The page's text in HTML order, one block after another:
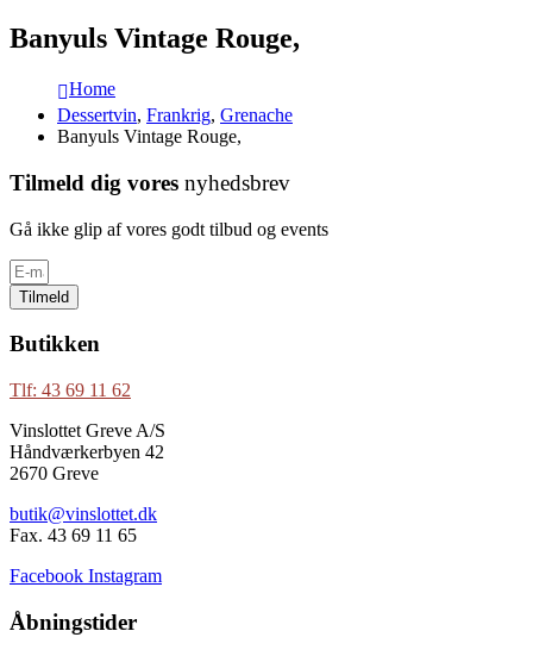
Banyuls Vintage Rouge,
Home
Dessertvin, Frankrig, Grenache
Banyuls Vintage Rouge,
Tilmeld dig vores nyhedsbrev
Gå ikke glip af vores godt tilbud og events
Tilmeld
Butikken
Tlf: 43 69 11 62
Vinslottet Greve A/S
Håndværkerbyen 42
2670 Greve
butik@vinslottet.dk
Fax. 43 69 11 65
Facebook Instagram
Åbningstider